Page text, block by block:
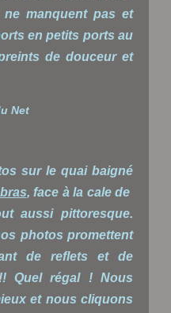
manquent pas et
en petits ports au
de douceur et
Net
sur le quai baigné
, face à la cale de
aussi pittoresque.
photos promettent
de reflets et de
Quel régal ! Nous
et nous cliquons